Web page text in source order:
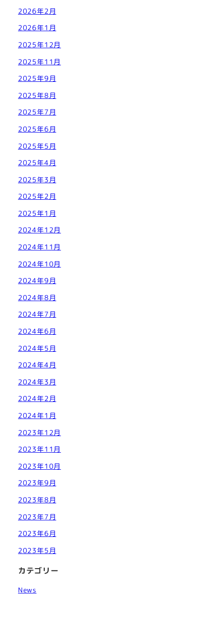
2026年2月
2026年1月
2025年12月
2025年11月
2025年9月
2025年8月
2025年7月
2025年6月
2025年5月
2025年4月
2025年3月
2025年2月
2025年1月
2024年12月
2024年11月
2024年10月
2024年9月
2024年8月
2024年7月
2024年6月
2024年5月
2024年4月
2024年3月
2024年2月
2024年1月
2023年12月
2023年11月
2023年10月
2023年9月
2023年8月
2023年7月
2023年6月
2023年5月
カテゴリー
News